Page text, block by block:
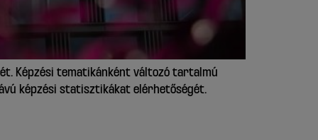
Képzési tematikánként változó tartalmú
képzési statisztikákat elérhetőségét.